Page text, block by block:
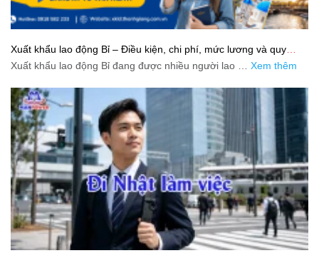
Xuất khẩu lao động Bỉ – Điều kiện, chi phí, mức lương và quy
trình chuẩn cho người lao động
Xuất khẩu lao động Bỉ đang được nhiều người lao … Xem thêm